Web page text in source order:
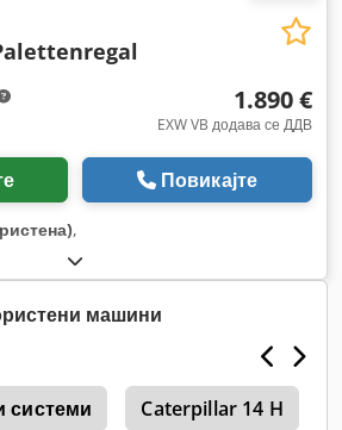
1.890 €
EXW VB додава се ДДВ
Повикајте
,
машини
системи Caterpillar 14 H